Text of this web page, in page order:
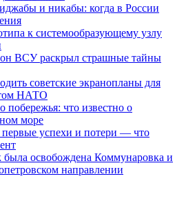
и никабы: когда в России
к системообразующему узлу
ВСУ раскрыл страшные тайны
советские экранопланы для
НАТО
побережья: что известно о
море
успехи и потери — что
была освобождена Коммунаровка и
направлении